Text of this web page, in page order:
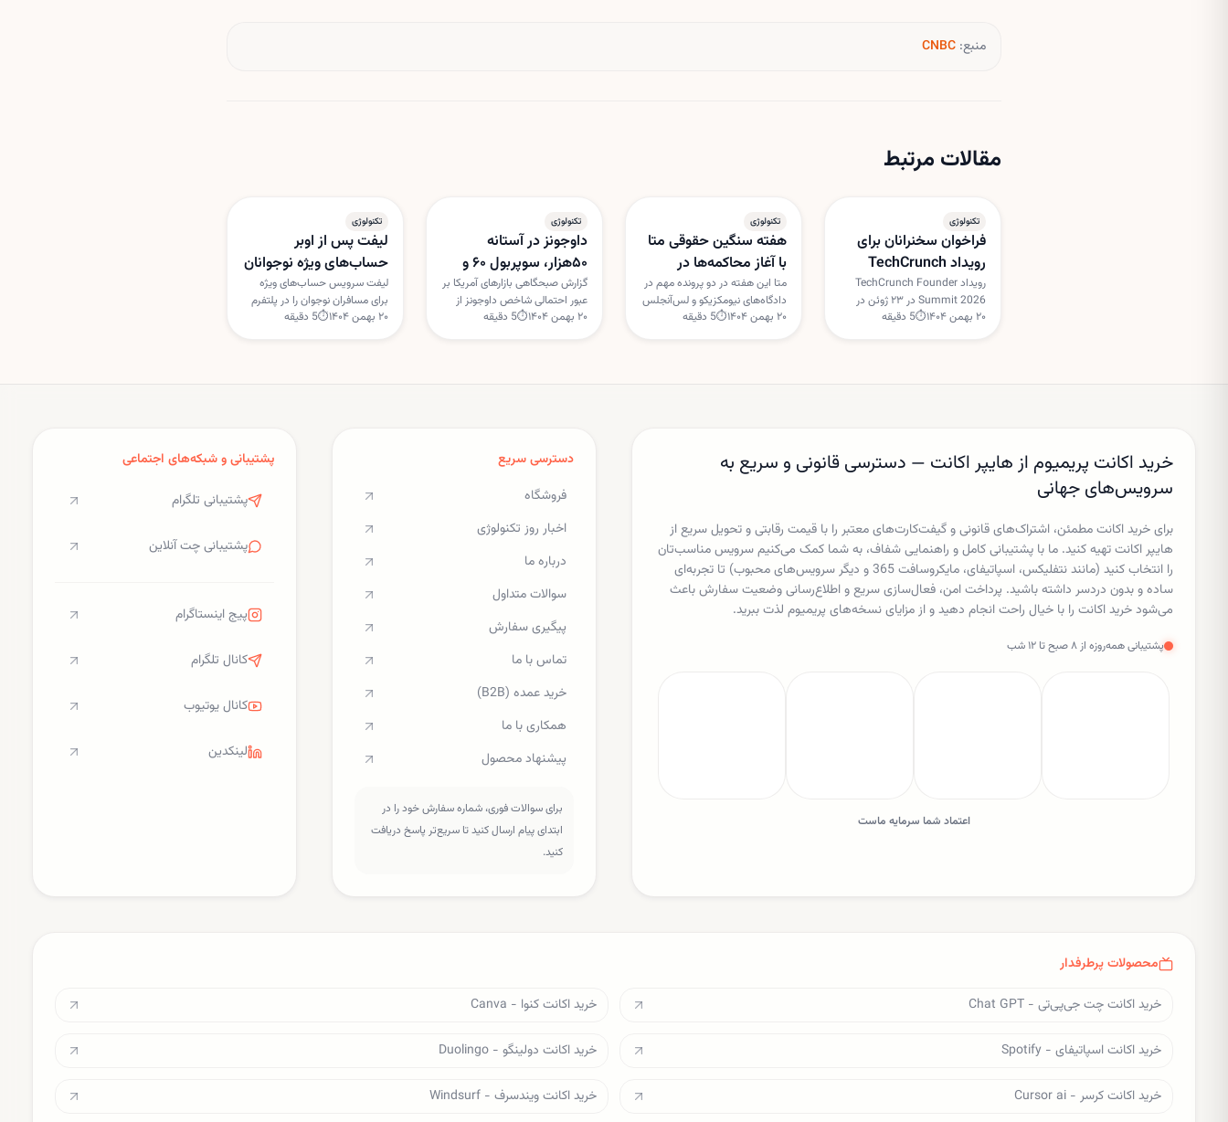
منبع: CNBC
مقالات مرتبط
تکنولوژی
فراخوان سخنرانان برای
رویداد TechCrunch
Founder Summit 2026
رویداد TechCrunch Founder
Summit 2026 در ۲۳ ژوئن در
بوستون برگزار می‌شود و
۲۰ بهمن ۱۴۰۴ ⏱
5 دقیقه
تکنولوژی
هفته سنگین حقوقی متا
با آغاز محاکمه‌ها در
نیومکزیکو و لس‌آنجلس
متا این هفته در دو پرونده مهم در
دادگاه‌های نیومکزیکو و لس‌آنجلس
با شروع بیانیه‌های افتتاحیه روبه‌رو
۲۰ بهمن ۱۴۰۴ ⏱
5 دقیقه
تکنولوژی
داوجونز در آستانه
۵۰هزار، سوپربول ۶۰ و
هفته پرتنش متا در
دادگاه
گزارش صبحگاهی بازارهای آمریکا بر
عبور احتمالی شاخص داوجونز از
سطح ۵۰ هزار واحد، حواشی
۲۰ بهمن ۱۴۰۴ ⏱
5 دقیقه
تکنولوژی
لیفت پس از اوبر
حساب‌های ویژه نوجوانان
را راه‌اندازی کرد
لیفت سرویس حساب‌های ویژه
برای مسافران نوجوان را در پلتفرم
خود فعال کرده است؛ خدمتی که
۲۰ بهمن ۱۴۰۴ ⏱
5 دقیقه
خرید اکانت پریمیوم از هایپر اکانت — دسترسی قانونی و سریع به
سرویس‌های جهانی
برای خرید اکانت مطمئن، اشتراک‌های قانونی و گیفت‌کارت‌های معتبر را با قیمت رقابتی و تحویل سریع از
هایپر اکانت تهیه کنید. ما با پشتیبانی کامل و راهنمایی شفاف، به شما کمک می‌کنیم سرویس مناسب‌تان
را انتخاب کنید (مانند نتفلیکس، اسپاتیفای، مایکروسافت 365 و دیگر سرویس‌های محبوب) تا تجربه‌ای
ساده و بدون دردسر داشته باشید. پرداخت امن، فعال‌سازی سریع و اطلاع‌رسانی وضعیت سفارش باعث
می‌شود خرید اکانت را با خیال راحت انجام دهید و از مزایای نسخه‌های پریمیوم لذت ببرید.
پشتیبانی همه‌روزه از ۸ صبح تا ۱۲ شب
اعتماد شما سرمایه ماست
دسترسی سریع
فروشگاه
اخبار روز تکنولوژی
درباره ما
سوالات متداول
پیگیری سفارش
تماس با ما
خرید عمده (B2B)
همکاری با ما
پیشنهاد محصول
برای سوالات فوری، شماره سفارش خود را در
ابتدای پیام ارسال کنید تا سریع‌تر پاسخ دریافت
کنید.
پشتیبانی و شبکه‌های اجتماعی
پشتیبانی تلگرام
پشتیبانی چت آنلاین
پیج اینستاگرام
کانال تلگرام
کانال یوتیوب
لینکدین
محصولات پرطرفدار
خرید اکانت چت جی‌پی‌تی - Chat GPT خرید اکانت کنوا - Canva
خرید اکانت اسپاتیفای - Spotify خرید اکانت دولینگو - Duolingo
خرید اکانت کرسر - Cursor ai خرید اکانت ویندسرف - Windsurf